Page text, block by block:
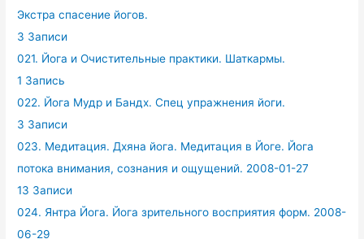
Экстра спасение йогов.
3 Записи
021. Йога и Очистительные практики. Шаткармы.
1 Запись
022. Йога Мудр и Бандх. Спец упражнения йоги.
3 Записи
023. Медитация. Дхяна йога. Медитация в Йоге. Йога
потока внимания, сознания и ощущений. 2008-01-27
13 Записи
024. Янтра Йога. Йога зрительного восприятия форм. 2008-
06-29